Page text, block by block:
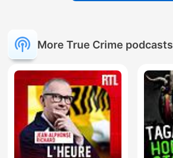
More True Crime podcasts